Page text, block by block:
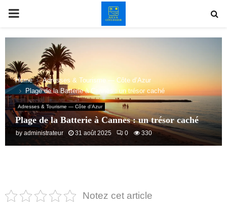
PRIMARY
MENU
Home
Adresses & Tourisme — Côte d’Azur
Plage de la Batterie à Cannes : un trésor caché
Adresses & Tourisme — Côte d’Azur
Plage de la Batterie à Cannes : un trésor caché
by administrateur 31 août 2025 0 330
Notez cet article